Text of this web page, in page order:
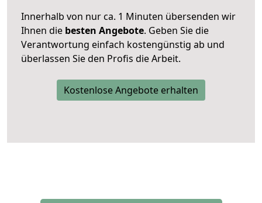
Innerhalb von nur ca. 1 Minuten übersenden wir
Ihnen die besten Angebote. Geben Sie die
Verantwortung einfach kostengünstig ab und
überlassen Sie den Profis die Arbeit.
Kostenlose Angebote erhalten